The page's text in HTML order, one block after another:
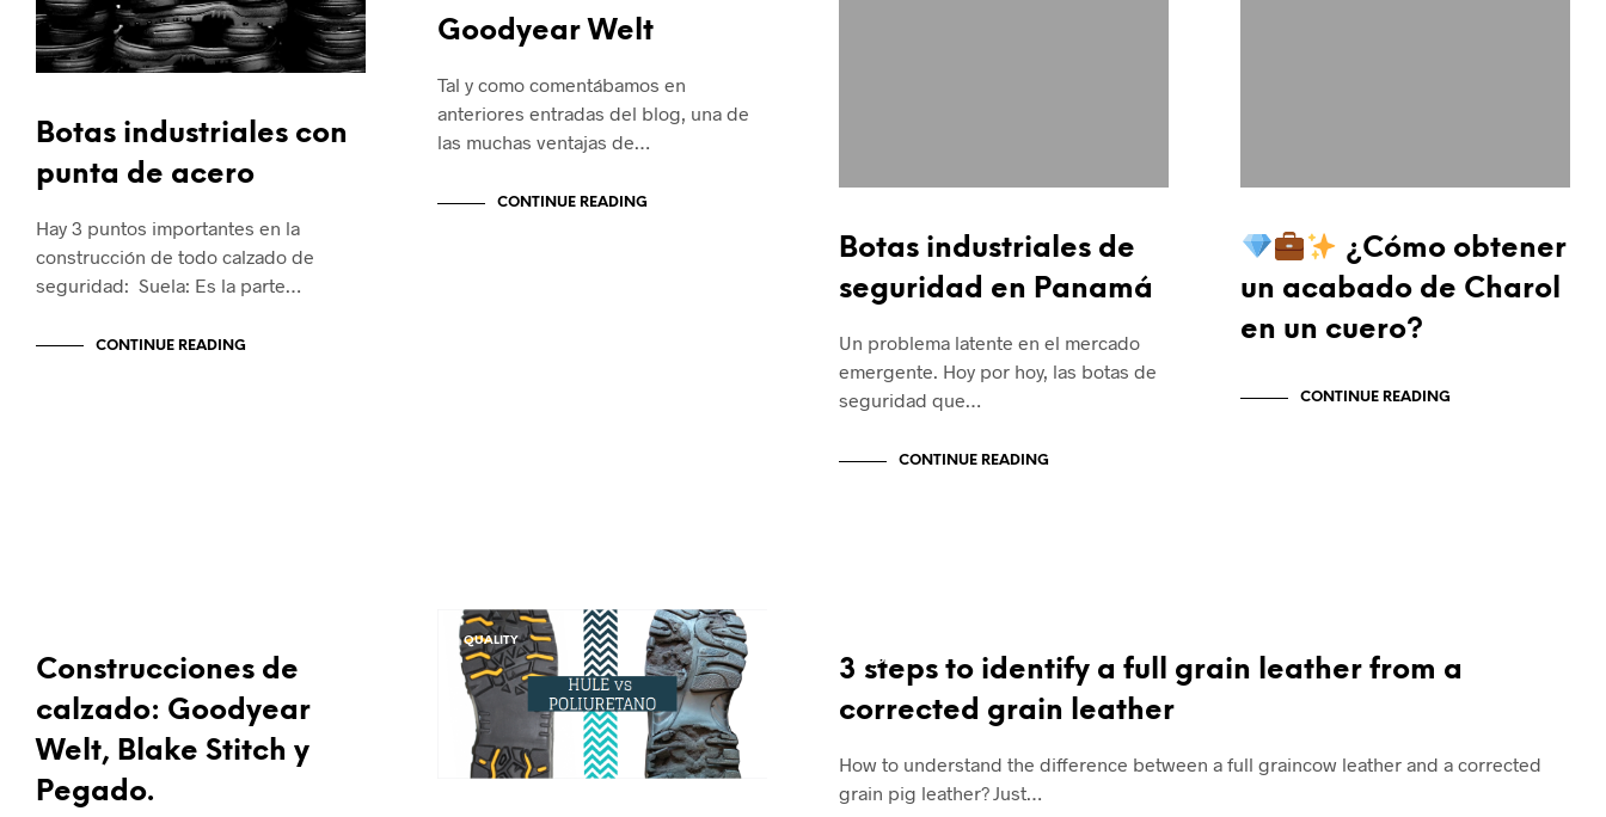
Botas industriales con
punta de acero
Hay 3 puntos importantes en la
construcción de todo calzado de
seguridad: Suela: Es la parte…
CONTINUE READING
Goodyear Welt
Tal y como comentábamos en
anteriores entradas del blog, una de
las muchas ventajas de…
CONTINUE READING
Botas industriales de
seguridad en Panamá
Un problema latente en el mercado
emergente. Hoy por hoy, las botas de
seguridad que…
CONTINUE READING
¿Cómo obtener
un acabado de Charol
en un cuero?
CONTINUE READING
Construcciones de
calzado: Goodyear
Welt, Blake Stitch y
Pegado.
QUALITY
QUALITY
3 steps to identify a full grain leather from a
corrected grain leather
How to understand the difference between a full graincow leather and a corrected
grain pig leather? Just…